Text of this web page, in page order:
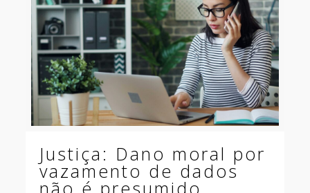
Justiça: Dano moral por
vazamento de dados
não é presumido.